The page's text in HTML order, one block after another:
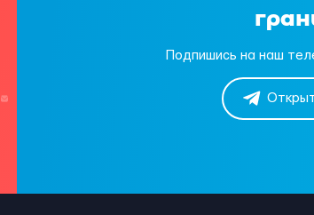
Подпишись на наш